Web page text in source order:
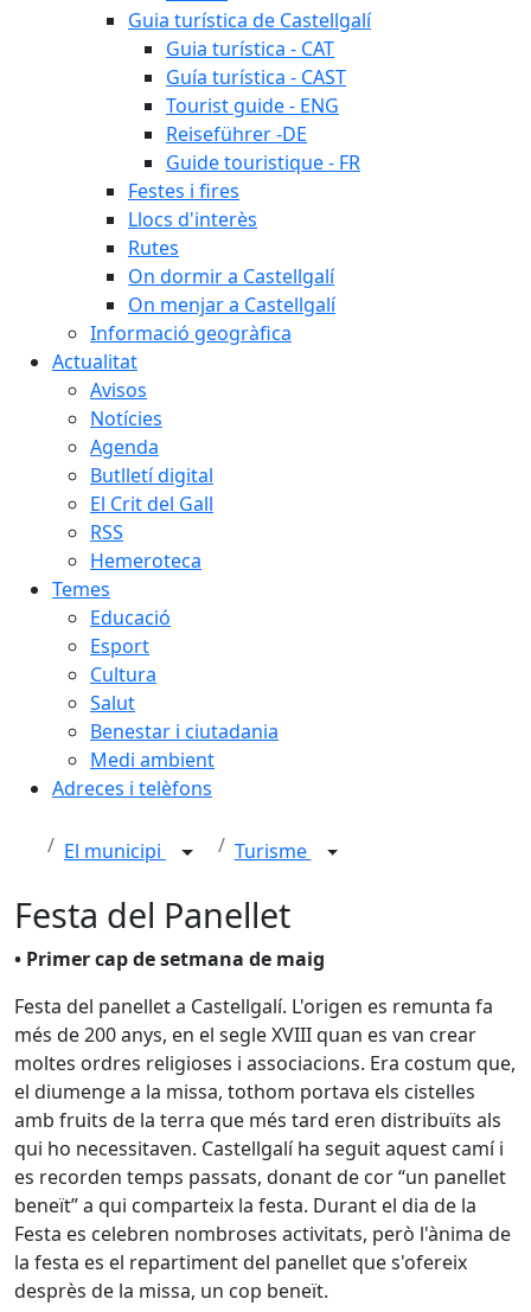
Guia turística de Castellgalí
Guia turística - CAT
Guía turística - CAST
Tourist guide - ENG
Reiseführer -DE
Guide touristique - FR
Festes i fires
Llocs d'interès
Rutes
On dormir a Castellgalí
On menjar a Castellgalí
Informació geogràfica
Actualitat
Avisos
Notícies
Agenda
Butlletí digital
El Crit del Gall
RSS
Hemeroteca
Temes
Educació
Esport
Cultura
Salut
Benestar i ciutadania
Medi ambient
Adreces i telèfons
El municipi Turisme
Festa del Panellet
• Primer cap de setmana de maig
Festa del panellet a Castellgalí. L'origen es remunta fa
més de 200 anys, en el segle XVIII quan es van crear
moltes ordres religioses i associacions. Era costum que,
el diumenge a la missa, tothom portava els cistelles
amb fruits de la terra que més tard eren distribuïts als
qui ho necessitaven. Castellgalí ha seguit aquest camí i
es recorden temps passats, donant de cor “un panellet
beneït” a qui comparteix la festa. Durant el dia de la
Festa es celebren nombroses activitats, però l'ànima de
la festa es el repartiment del panellet que s'ofereix
desprès de la missa, un cop beneït.